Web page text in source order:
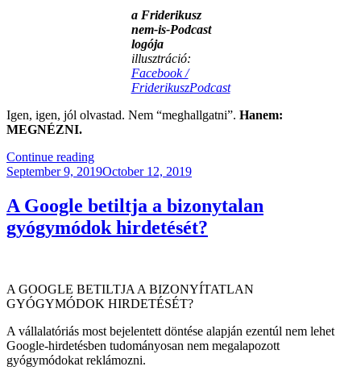
a Friderikusz
nem-is-Podcast
logója
illusztráció:
Facebook /
FriderikuszPodcast
Igen, igen, jól olvastad. Nem “meghallgatni”. Hanem:
MEGNÉZNI.
Continue reading“Friderikusz,
Aki
Mindig
Nem
Podkaszter
Posted
September 9, 2019October 12, 2019
A Google betiltja a bizonytalan
gyógymódok hirdetését?
A GOOGLE BETILTJA A BIZONYÍTATLAN
GYÓGYMÓDOK HIRDETÉSÉT?
A vállalatóriás most bejelentett döntése alapján ezentúl nem lehet
Google-hirdetésben tudományosan nem megalapozott
gyógymódokat reklámozni.